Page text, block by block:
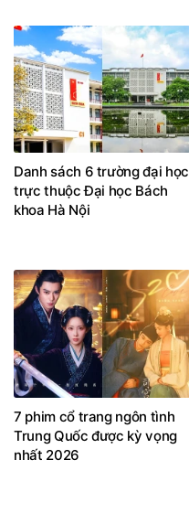
Danh sách 6 trường đại học
trực thuộc Đại học Bách
khoa Hà Nội
7 phim cổ trang ngôn tình
Trung Quốc được kỳ vọng
nhất 2026